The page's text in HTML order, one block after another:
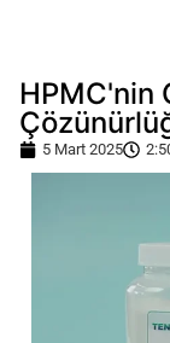
HPMC'nin
5 Mart 2025